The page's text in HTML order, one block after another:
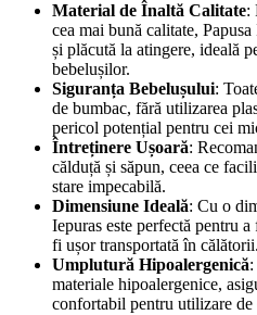
Material de Înaltă Calitate:
cea mai bună calitate,
și plăcută la atingere, ideală
bebelușilor.
Siguranța Bebelușului:
de bumbac, fără utilizarea
pericol potențial pentru cei
Întreținere Ușoară:
călduță și săpun, ceea ce
stare impecabilă.
Dimensiune Ideală: Cu o
Iepuras este perfectă pentru
fi ușor transportată în călătorii.
Umplutură Hipoalergenică
materiale hipoalergenice,
confortabil pentru utilizare de